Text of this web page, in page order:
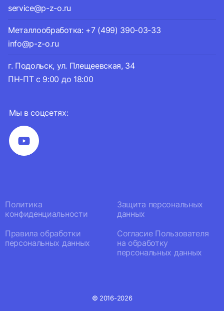
Мы в соцсетях:
service@p-z-o.ru
Металлообработка: +7 (499) 390-03-33
info@p-z-o.ru
г. Подольск, ул. Плещеевская, 34
ПН-ПТ с 9:00 до 18:00
Политика
конфиденциальности
Защита персональных
данных
Правила обработки
персональных данных
Согласие Пользователя
на обработку
персональных данных
© 2016-2026